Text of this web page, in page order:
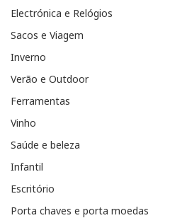
Electrónica e Relógios
Sacos e Viagem
Inverno
Verão e Outdoor
Ferramentas
Vinho
Saúde e beleza
Infantil
Escritório
Porta chaves e porta moedas